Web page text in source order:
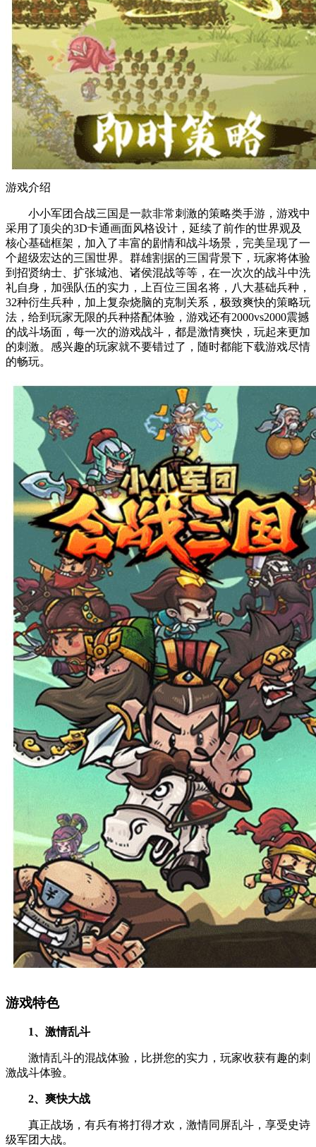
游戏介绍
小小军团合战三国是一款非常刺激的策略类手游，游戏中
采用了顶尖的3D卡通画面风格设计，延续了前作的世界观及
核心基础框架，加入了丰富的剧情和战斗场景，完美呈现了一
个超级宏达的三国世界。群雄割据的三国背景下，玩家将体验
到招贤纳士、扩张城池、诸侯混战等等，在一次次的战斗中洗
礼自身，加强队伍的实力，上百位三国名将，八大基础兵种，
32种衍生兵种，加上复杂烧脑的克制关系，极致爽快的策略玩
法，给到玩家无限的兵种搭配体验，游戏还有2000vs2000震撼
的战斗场面，每一次的游戏战斗，都是激情爽快，玩起来更加
的刺激。感兴趣的玩家就不要错过了，随时都能下载游戏尽情
的畅玩。
游戏特色
1、激情乱斗
激情乱斗的混战体验，比拼您的实力，玩家收获有趣的刺
激战斗体验。
2、爽快大战
真正战场，有兵有将打得才欢，激情同屏乱斗，享受史诗
级军团大战。